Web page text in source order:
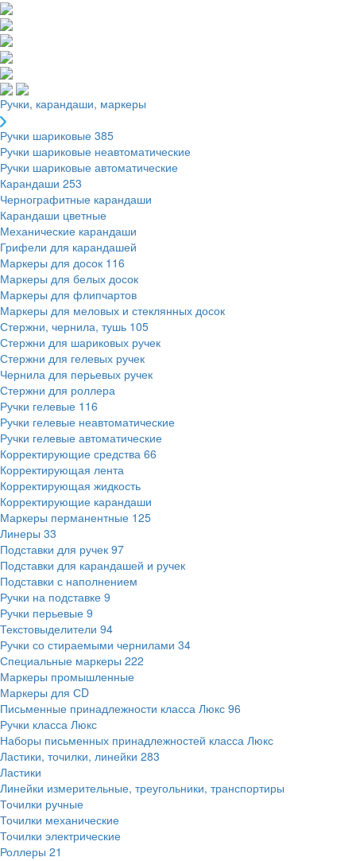
Ручки, карандаши, маркеры
Ручки шариковые 385
Ручки шариковые неавтоматические
Ручки шариковые автоматические
Карандаши 253
Чернографитные карандаши
Карандаши цветные
Механические карандаши
Грифели для карандашей
Маркеры для досок 116
Маркеры для белых досок
Маркеры для флипчартов
Маркеры для меловых и стеклянных досок
Стержни, чернила, тушь 105
Стержни для шариковых ручек
Стержни для гелевых ручек
Чернила для перьевых ручек
Стержни для роллера
Ручки гелевые 116
Ручки гелевые неавтоматические
Ручки гелевые автоматические
Корректирующие средства 66
Корректирующая лента
Корректирующая жидкость
Корректирующие карандаши
Маркеры перманентные 125
Линеры 33
Подставки для ручек 97
Подставки для карандашей и ручек
Подставки с наполнением
Ручки на подставке 9
Ручки перьевые 9
Текстовыделители 94
Ручки со стираемыми чернилами 34
Специальные маркеры 222
Маркеры промышленные
Маркеры для СD
Письменные принадлежности класса Люкс 96
Ручки класса Люкс
Наборы письменных принадлежностей класса Люкс
Ластики, точилки, линейки 283
Ластики
Линейки измерительные, треугольники, транспортиры
Точилки ручные
Точилки механические
Точилки электрические
Роллеры 21